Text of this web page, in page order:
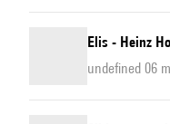
Elis - Heinz
undefined 06